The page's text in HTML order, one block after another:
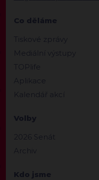
Co děláme
Tiskové zprávy
Mediální výstupy
TOPlife
Aplikace
Kalendář akcí
Volby
2026 Senát
Archiv
Kdo jsme